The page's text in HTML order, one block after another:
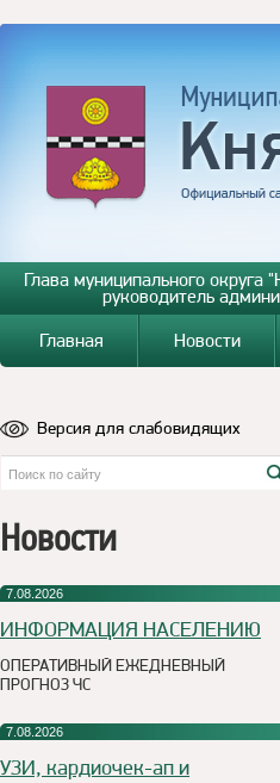
Глава муниципального округа
руководитель
Главная
Новости
Версия для слабовидящих
Новости
7.08.2026
ИНФОРМАЦИЯ НАСЕЛЕНИЮ
ОПЕРАТИВНЫЙ ЕЖЕДНЕВНЫЙ
ПРОГНОЗ ЧС
7.08.2026
УЗИ, кардиочек-ап и